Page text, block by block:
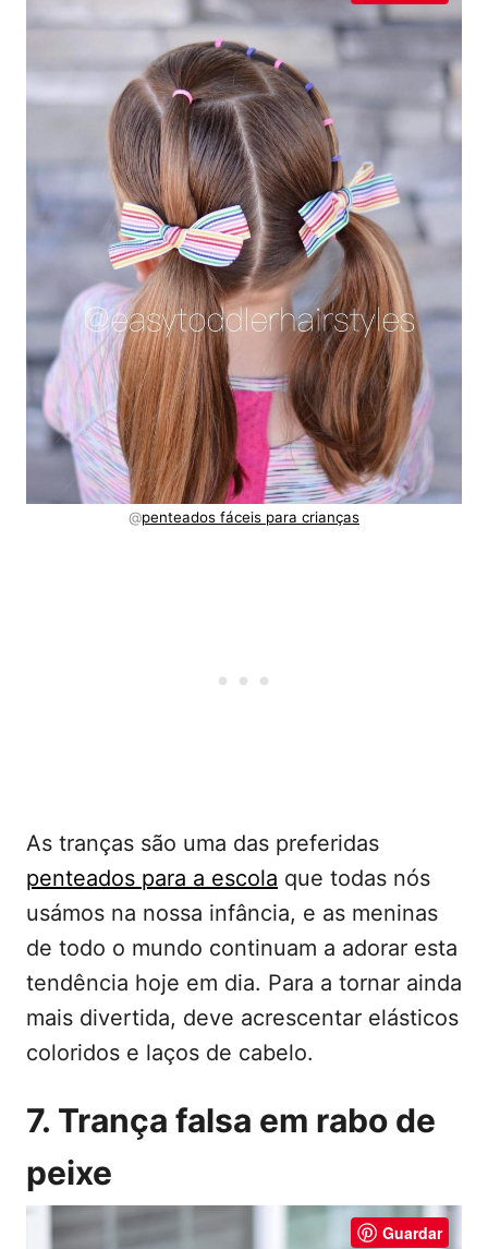
@penteados fáceis para crianças
As tranças são uma das preferidas
penteados para a escola que todas nós
usámos na nossa infância, e as meninas
de todo o mundo continuam a adorar esta
tendência hoje em dia. Para a tornar ainda
mais divertida, deve acrescentar elásticos
coloridos e laços de cabelo.
7. Trança falsa em rabo de
peixe
Guardar